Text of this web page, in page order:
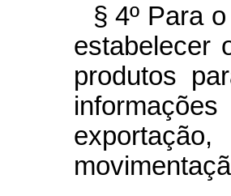
§ 4º Para
estabelecer
produtos